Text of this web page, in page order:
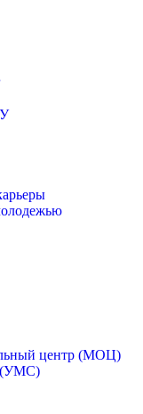
центр (МОЦ)
(УМС)